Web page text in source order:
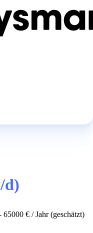
d)
65000 € / Jahr (geschätzt)